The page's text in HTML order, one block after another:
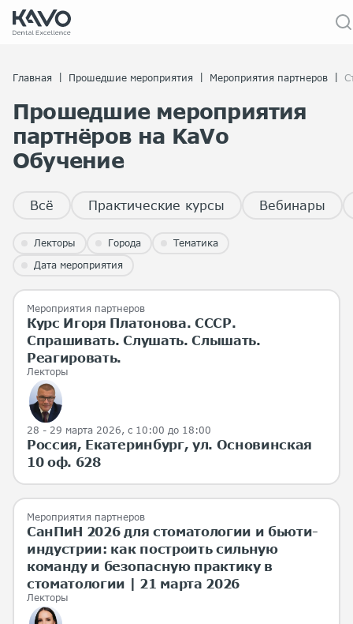
Главная Прошедшие мероприятия Мероприятия партнеров
Прошедшие мероприятия
партнёров на KaVo
Обучение
Всё Практические курсы Вебинары
Лекторы Города
Тематика
Дата мероприятия
Мероприятия партнеров
Курс Игоря Платонова. СССР.
Спрашивать. Слушать. Слышать.
Реагировать.
Лекторы
28 - 29 марта 2026, с 10:00 до 18:00
Россия, Екатеринбург, ул. Основинская
10 оф. 628
Мероприятия партнеров
СанПиН 2026 для стоматологии и бьюти-
индустрии: как построить сильную
команду и безопасную практику в
стоматологии | 21 марта 2026
Лекторы